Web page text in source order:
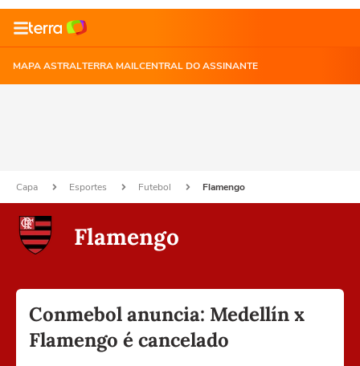
MAPA ASTRALTERRA MAILCENTRAL DO ASSINANTE
Capa Esportes Futebol Flamengo
Flamengo
Conmebol anuncia: Medellín x
Flamengo é cancelado